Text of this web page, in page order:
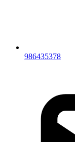
986435378